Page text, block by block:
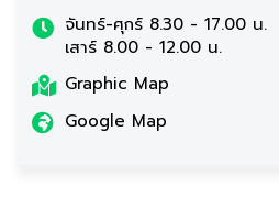
จันทร์-ศุกร์ 8.30 - 17.00 น.
เสาร์ 8.00 - 12.00 น.
Graphic Map
Google Map